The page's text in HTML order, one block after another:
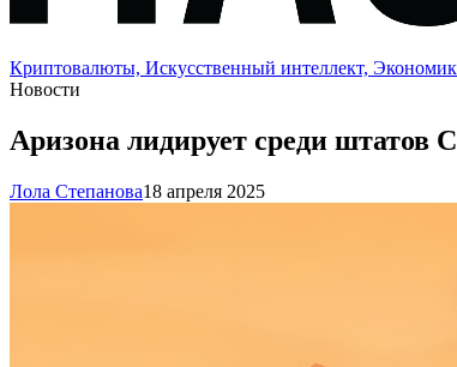
Криптовалюты, Искусственный интеллект,
Новости
Аризона лидирует среди штатов
Лола Степанова18 апреля 2025